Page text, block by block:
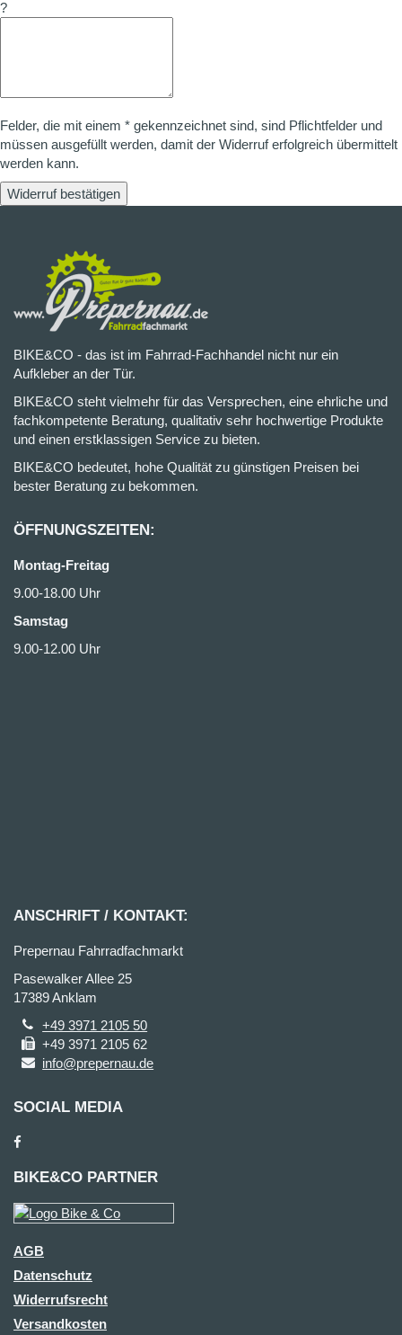
?
Felder, die mit einem * gekennzeichnet sind, sind Pflichtfelder und
müssen ausgefüllt werden, damit der Widerruf erfolgreich übermittelt
werden kann.
Widerruf bestätigen
BIKE&CO - das ist im Fahrrad-Fachhandel nicht nur ein
Aufkleber an der Tür.
BIKE&CO steht vielmehr für das Versprechen, eine ehrliche und
fachkompetente Beratung, qualitativ sehr hochwertige Produkte
und einen erstklassigen Service zu bieten.
BIKE&CO bedeutet, hohe Qualität zu günstigen Preisen bei
bester Beratung zu bekommen.
ÖFFNUNGSZEITEN:
Montag-Freitag
9.00-18.00 Uhr
Samstag
9.00-12.00 Uhr
ANSCHRIFT / KONTAKT:
Prepernau Fahrradfachmarkt
Pasewalker Allee 25
17389 Anklam
+49 3971 2105 50
+49 3971 2105 62
info@prepernau.de
SOCIAL MEDIA
BIKE&CO PARTNER
AGB
Datenschutz
Widerrufsrecht
Versandkosten